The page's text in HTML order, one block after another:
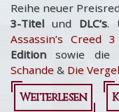
Reihe neuer
3-Titelund DLC’s.
Assassin’s Creed 3
Editionsowie die
Schande & Die
Weiterlesen